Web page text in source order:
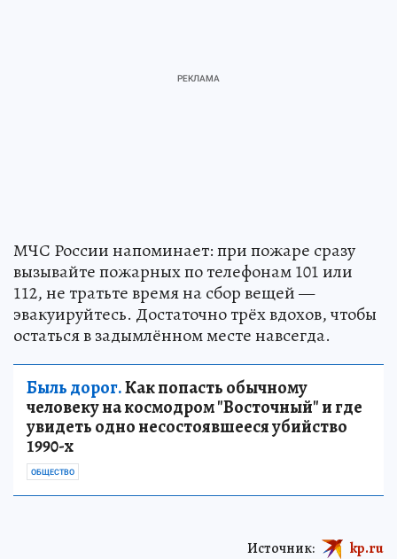
МЧС России напоминает: при пожаре сразу
вызывайте пожарных по телефонам 101 или
112, не тратьте время на сбор вещей —
эвакуируйтесь. Достаточно трёх вдохов, чтобы
остаться в задымлённом месте навсегда.
Быль дорог.Как попасть обычному
человеку на космодром "Восточный" и где
увидеть одно несостоявшееся убийство
1990-х
ОБЩЕСТВО
Источник: kp.ru